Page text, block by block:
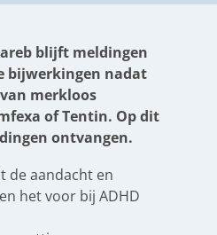
blijft meldingen
bijwerkingen nadat
merkloos
of Tentin. Op dit
ontvangen.
de aandacht en
het voor bij ADHD